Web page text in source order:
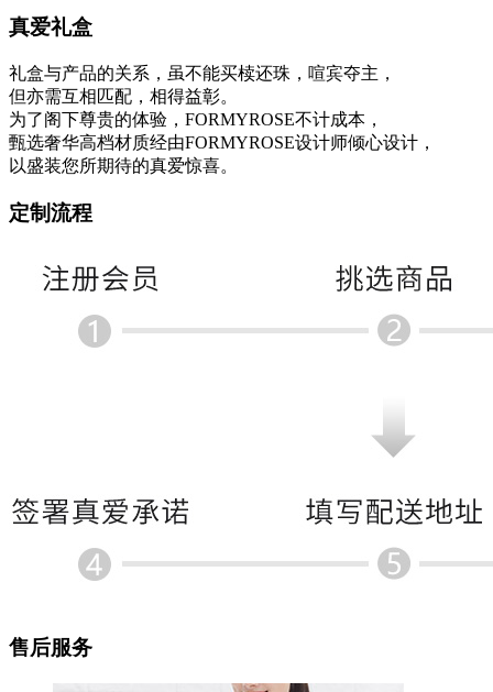
真爱礼盒
礼盒与产品的关系，虽不能买椟还珠，喧宾夺主，
但亦需互相匹配，相得益彰。
为了阁下尊贵的体验，FORMYROSE不计成本，
甄选奢华高档材质经由FORMYROSE设计师倾心设计，
以盛装您所期待的真爱惊喜。
定制流程
售后服务